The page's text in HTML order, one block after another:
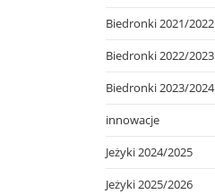
Biedronki 2021/2022
Biedronki 2022/2023
Biedronki 2023/2024
innowacje
Jeżyki 2024/2025
Jeżyki 2025/2026